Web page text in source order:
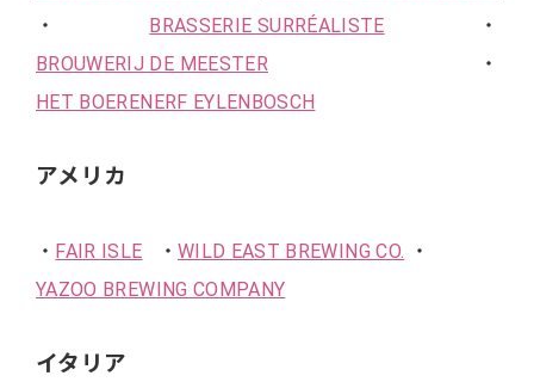
・ BRASSERIE SURRÉALISTE ・
BROUWERIJ DE MEESTER ・
HET BOERENERF EYLENBOSCH
アメリカ
・ FAIR ISLE ・ WILD EAST BREWING CO. ・
YAZOO BREWING COMPANY
イタリア